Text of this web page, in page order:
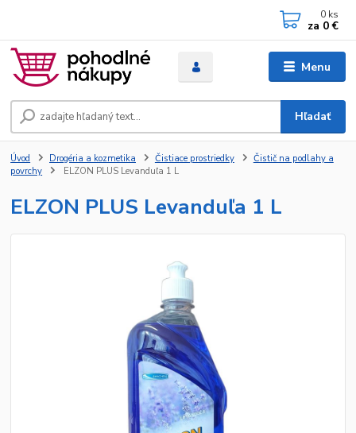
Menu
Hľadať
0 ks
za 0 €
Úvod Drogéria a kozmetika Čistiace prostriedky
Čistič na podlahy a
povrchy
ELZON PLUS Levanduľa 1 L
ELZON PLUS Levanduľa 1 L